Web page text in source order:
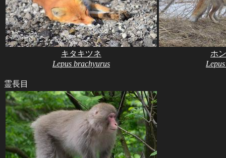
キタキツネ
Lepus brachyurus
ホ
霊長目